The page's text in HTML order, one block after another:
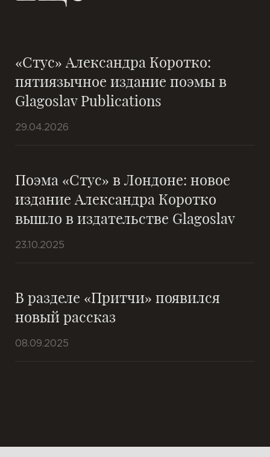
«Стус» Александра Коротко:
пятиязычное издание поэмы в
Glagoslav Publications
29.04.2026
Поэма «Стус» в Лондоне: новое
издание Александра Коротко
вышло в издательстве Glagoslav
23.10.2025
В разделе «Притчи» появился
новый рассказ
08.09.2025